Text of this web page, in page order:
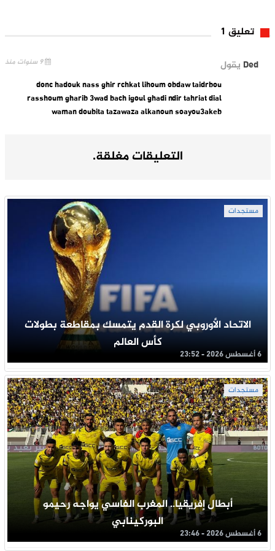
تعليق 1
Ded يقول 9 سنوات منذ
donc hadouk nass ghir rchkat lihoum obdaw taidrbou
rasshoum gharib 3wad bach igoul ghadi ndir tahriat dial
waman doubita tazawaza alkanoun soayou3akeb
التعليقات مغلقة.
مستجدات
الاتحاد الأوروبي لكرة القدم يتمسك بمقاطعة بطولات
كأس العالم
6 أغسطس 2026 - 23:52
مستجدات
أبطال إفريقيا.. المغرب الفاسي يواجه رحيمو
البوركينابي
6 أغسطس 2026 - 23:46